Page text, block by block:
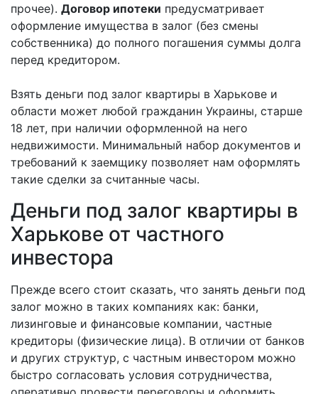
прочее). Договор ипотеки предусматривает
оформление имущества в залог (без смены
собственника) до полного погашения суммы долга
перед кредитором.
Взять деньги под залог квартиры в Харькове и
области может любой гражданин Украины, старше
18 лет, при наличии оформленной на него
недвижимости. Минимальный набор документов и
требований к заемщику позволяет нам оформлять
такие сделки за считанные часы.
Деньги под залог квартиры в
Харькове от частного
инвестора
Прежде всего стоит сказать, что занять деньги под
залог можно в таких компаниях как: банки,
лизинговые и финансовые компании, частные
кредиторы (физические лица). В отличии от банков
и других структур, с частным инвестором можно
быстро согласовать условия сотрудничества,